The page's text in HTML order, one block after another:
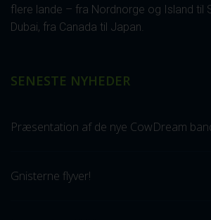
flere lande – fra Nordnorge og Island til
Dubai, fra Canada til Japan.
SENESTE NYHEDER
Præsentation af de nye CowDream
Gnisterne flyver!